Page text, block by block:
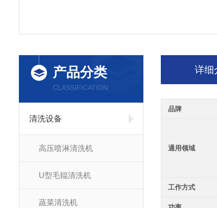
产品分类
CLASSIFICATION
清洗设备
高压喷淋清洗机
U型毛辊清洗机
蔬菜清洗机
详细
品牌
通用领域
工作方式